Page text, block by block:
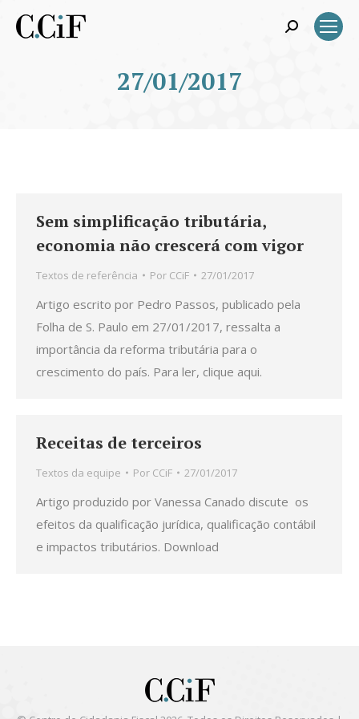
Search:
27/01/2017
Sem simplificação tributária,
economia não crescerá com vigor
Textos de referência Por CCiF 27/01/2017
Artigo escrito por Pedro Passos, publicado pela
Folha de S. Paulo em 27/01/2017, ressalta a
importância da reforma tributária para o
crescimento do país. Para ler, clique aqui.
Receitas de terceiros
Textos da equipe Por CCiF 27/01/2017
Artigo produzido por Vanessa Canado discute os
efeitos da qualificação jurídica, qualificação contábil
e impactos tributários. Download